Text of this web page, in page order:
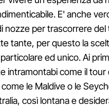
E' anche
nozze per trascorrere
tante, per questo la
ed unico. Ai
intramontabi come il tour
le Maldive o le
così lontana e